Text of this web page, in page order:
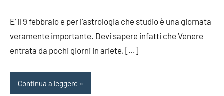
E’ il 9 febbraio e per l’astrologia che studio è una giornata
veramente importante. Devi sapere infatti che Venere
entrata da pochi giorni in ariete, […]
Continua a leggere